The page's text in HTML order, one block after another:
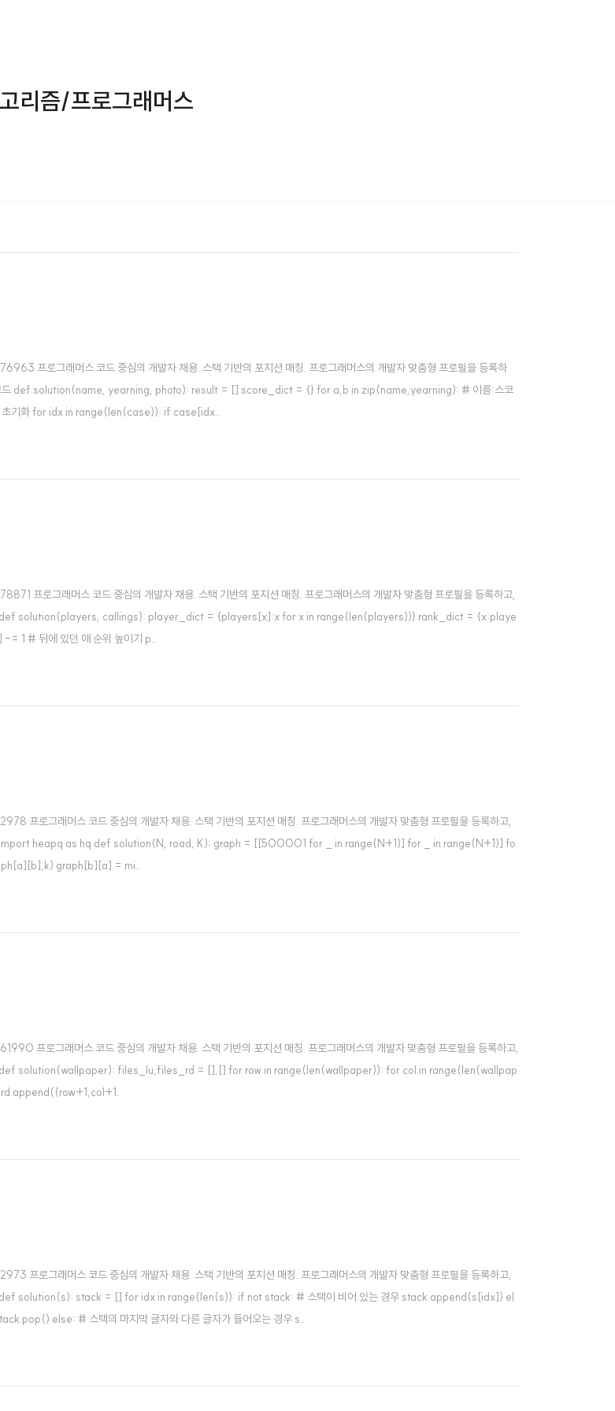
리즘/프로그래머스
그래머스 코드 중심의 개발자 채용. 스택 기반의 포지션 매칭. 프로그래머스의 개발자 맞춤형 프로필을 등록하
코드 def solution(name, yearning, photo): result = [] score_dict = {} for a,b in zip(name,yearning): # 이름:스코
기화 for idx in range(len(case)): if case[idx..
그래머스 코드 중심의 개발자 채용. 스택 기반의 포지션 매칭. 프로그래머스의 개발자 맞춤형 프로필을 등록하고,
드 def solution(players, callings): player_dict = {players[x]:x for x in range(len(players))} rank_dict = {x:playe
# 뒤에 있던 애 순위 높이기 p..
그래머스 코드 중심의 개발자 채용. 스택 기반의 포지션 매칭. 프로그래머스의 개발자 맞춤형 프로필을 등록하고,
드 import heapq as hq def solution(N, road, K): graph = [[500001 for _ in range(N+1)] for _ in range(N+1)] fo
graph[b][a] = mi..
그래머스 코드 중심의 개발자 채용. 스택 기반의 포지션 매칭. 프로그래머스의 개발자 맞춤형 프로필을 등록하고,
드 def solution(wallpaper): files_lu,files_rd = [],[] for row in range(len(wallpaper)): for col in range(len(wallpap
그래머스 코드 중심의 개발자 채용. 스택 기반의 포지션 매칭. 프로그래머스의 개발자 맞춤형 프로필을 등록하고,
def solution(s): stack = [] for idx in range(len(s)): if not stack: # 스택이 비어 있는 경우 stack.append(s[idx]) el
else: # 스택의 마지막 글자와 다른 글자가 들어오는 경우 s..